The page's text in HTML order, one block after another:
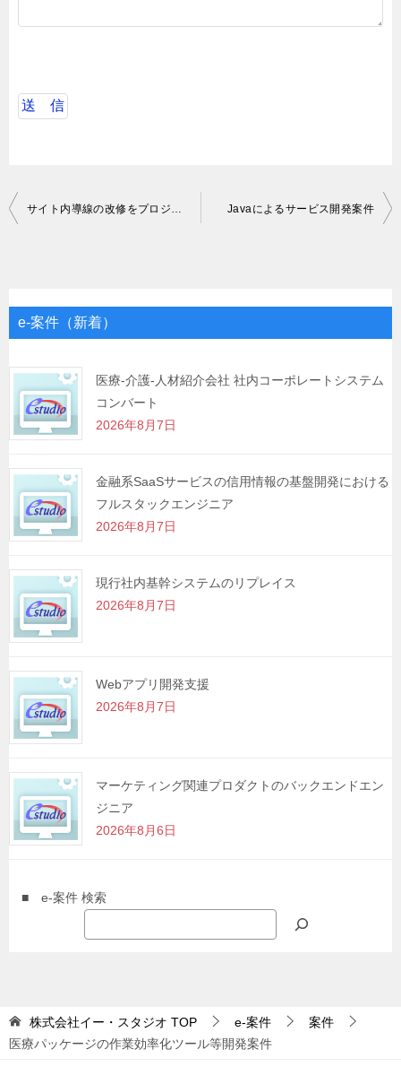
投
ゲ
シ
ョ
ン
サイト内導線の改修をプロジェクト化の開発スピードアップ Javaによるサービス開発案件
e-案件（新着）
医療-介護-人材紹介会社 社内コーポレートシステム
コンバート
2026年8月7日
金融系SaaSサービスの信用情報の基盤開発における
フルスタックエンジニア
2026年8月7日
現行社内基幹システムのリプレイス
2026年8月7日
Webアプリ開発支援
2026年8月7日
マーケティング関連プロダクトのバックエンドエン
ジニア
2026年8月6日
■ e-案件 検索
株式会社イー・スタジオ TOP e-案件
案件
医療パッケージの作業効率化ツール等開発案件